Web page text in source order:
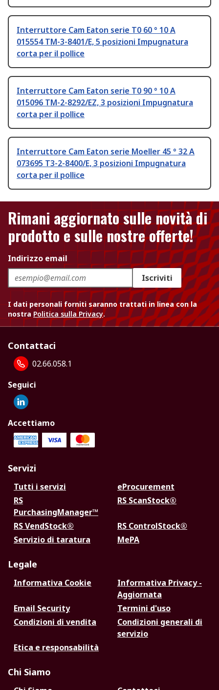
Interruttore Cam Eaton serie T0 60 ° 10 A
015554 TM-3-8401/E, 5 posizioni Impugnatura
corta per il pollice
Interruttore Cam Eaton serie T0 90 ° 10 A
015096 TM-2-8292/EZ, 3 posizioni Impugnatura
corta per il pollice
Interruttore Cam Eaton serie Moeller 45 ° 32 A
073695 T3-2-8400/E, 3 posizioni Impugnatura
corta per il pollice
Rimani aggiornato sulle novità di
prodotto e sulle nostre offerte!
Indirizzo email
Iscriviti
I dati personali forniti saranno trattati in linea con la
nostra Politica sulla Privacy.
Contattaci
02.66.058.1
Seguici
Accettiamo
Servizi
Tutti i servizi
eProcurement
RS
PurchasingManager™
RS ScanStock®
RS VendStock®
RS ControlStock®
Servizio di taratura
MePA
Legale
Informativa Cookie
Informativa Privacy -
Aggiornata
Email Security
Termini d'uso
Condizioni di vendita
Condizioni generali di
servizio
Etica e responsabilità
Chi Siamo